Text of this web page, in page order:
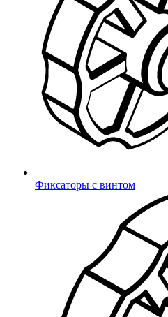
Войти
Продукция
Фиксаторы с винтом
Бужи для
Подлокотники
Заглушки для
Фурнитура для
Спинки и
Фетры, войлок, резина
Колпачки на болт/гайку
Переходники
Переходники
Переходники
Соединители
Соединители
Соединители
Латодержатели